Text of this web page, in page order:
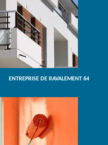
ENTREPRISE DE RAVALEMENT 64